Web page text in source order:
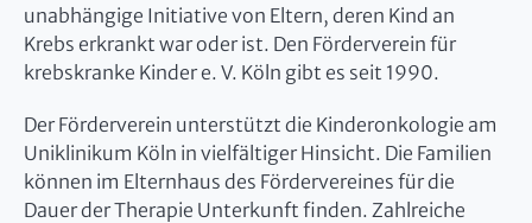
unabhängige Initiative von Eltern, deren Kind an
Krebs erkrankt war oder ist. Den Förderverein für
krebskranke Kinder e. V. Köln gibt es seit 1990.
Der Förderverein unterstützt die Kinderonkologie am
Uniklinikum Köln in vielfältiger Hinsicht. Die Familien
können im Elternhaus des Fördervereines für die
Dauer der Therapie Unterkunft finden. Zahlreiche